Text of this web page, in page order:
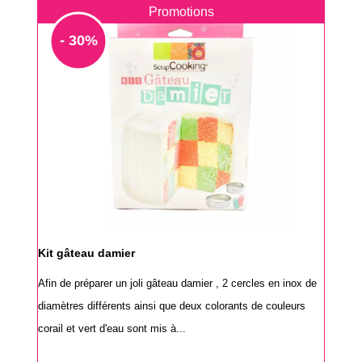
Promotions
- 30%
Kit gâteau damier
Afin de préparer un joli gâteau damier , 2 cercles en inox de
diamètres différents ainsi que deux colorants de couleurs
corail et vert d'eau sont mis à...